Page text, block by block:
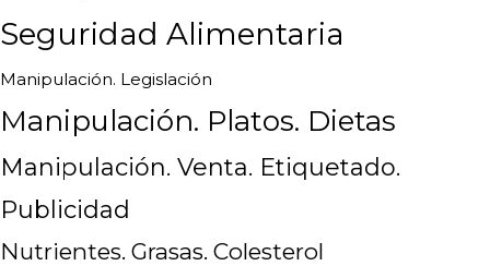
Seguridad Alimentaria
Manipulación. Legislación
Manipulación. Platos. Dietas
Manipulación. Venta. Etiquetado.
Publicidad
Nutrientes. Grasas. Colesterol